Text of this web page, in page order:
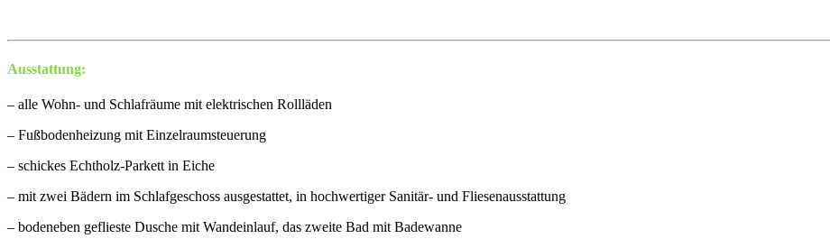
Ausstattung:
– alle Wohn- und Schlafräume mit elektrischen Rollläden
– Fußbodenheizung mit Einzelraumsteuerung
– schickes Echtholz-Parkett in Eiche
– mit zwei Bädern im Schlafgeschoss ausgestattet, in hochwertiger Sanitär- und Fliesenausstattung
– bodeneben geflieste Dusche mit Wandeinlauf, das zweite Bad mit Badewanne